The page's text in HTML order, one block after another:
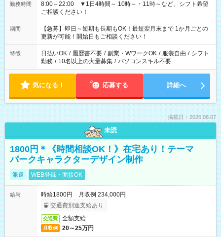
勤務時間
8:00～22:00 ▼1日4時間～ 10時～・11時～など、シフト希望
ご相談ください！
期間
【急募】即日～短期も長期もOK！最短翌月末まで 1か月ごとの
更新が可能！開始日もご相談ください！
特徴 日払いOK / 履歴書不要 / 副業・WワークOK / 服装自由 / シフト
勤務 / 10名以上の大量募集 / パソコンスキル不要
気になる！ 応募する 詳細へ
掲載日：2026.08.07
未読
1800円＊《時間相談OK！》在宅あり！テーマ
パークキャラクターデザイン制作
派遣 WEB登録・面接OK
給与
時給1800円 月収例 234,000円
交通費別途支給あり
交通費 全額支給
月収例 20～25万円